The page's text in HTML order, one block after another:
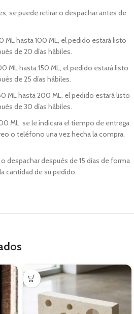
se puede retirar o despachar antes de
ML hasta 100 ML, el pedido estará listo
de 20 días hábiles.
ML hasta 150 ML, el pedido estará listo
de 25 días hábiles.
ML hasta 200 ML, el pedido estará listo
de 30 días hábiles.
ML, se le indicara el tiempo de entrega
o teléfono una vez hecha la compra.
despachar después de 15 días de forma
cantidad de su pedido.